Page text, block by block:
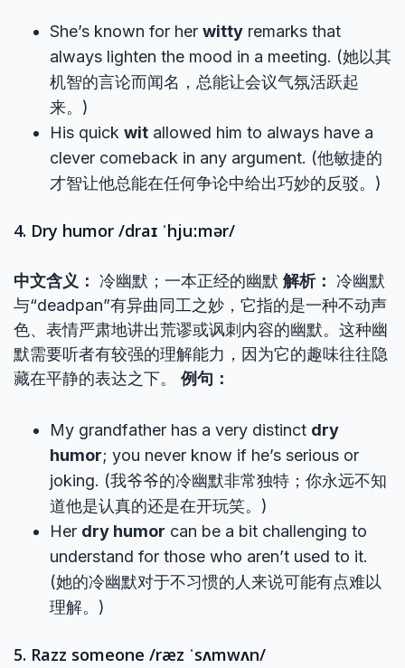
She’s known for her witty remarks that
always lighten the mood in a meeting. (她以其
机智的言论而闻名，总能让会议气氛活跃起
来。)
His quick wit allowed him to always have a
clever comeback in any argument. (他敏捷的
才智让他总能在任何争论中给出巧妙的反驳。)
4. Dry humor /draɪ ˈhjuːmər/
中文含义： 冷幽默；一本正经的幽默 解析： 冷幽默
与“deadpan”有异曲同工之妙，它指的是一种不动声
色、表情严肃地讲出荒谬或讽刺内容的幽默。这种幽
默需要听者有较强的理解能力，因为它的趣味往往隐
藏在平静的表达之下。 例句：
My grandfather has a very distinct dry
humor; you never know if he’s serious or
joking. (我爷爷的冷幽默非常独特；你永远不知
道他是认真的还是在开玩笑。)
Her dry humor can be a bit challenging to
understand for those who aren’t used to it.
(她的冷幽默对于不习惯的人来说可能有点难以
理解。)
5. Razz someone /ræz ˈsʌmwʌn/